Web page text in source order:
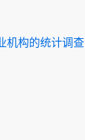
机构的统计调查